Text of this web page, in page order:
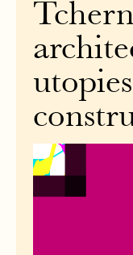
utopies